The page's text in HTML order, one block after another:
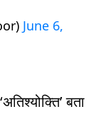
June 6,
बता